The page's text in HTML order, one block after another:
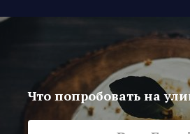
Что попробовать на